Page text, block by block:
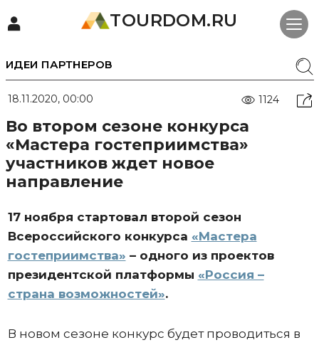
TOURDOM.RU
ИДЕИ ПАРТНЕРОВ
18.11.2020, 00:00 1124
Во втором сезоне конкурса
«Мастера гостеприимства»
участников ждет новое
направление
17 ноября стартовал второй сезон
Всероссийского конкурса «Мастера
гостеприимства» – одного из проектов
президентской платформы «Россия –
страна возможностей».
В новом сезоне конкурс будет проводиться в